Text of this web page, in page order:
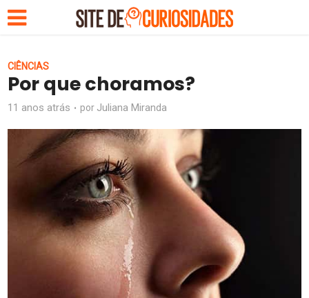
CIÊNCIAS
Por que choramos?
11 anos atrás por Juliana Miranda